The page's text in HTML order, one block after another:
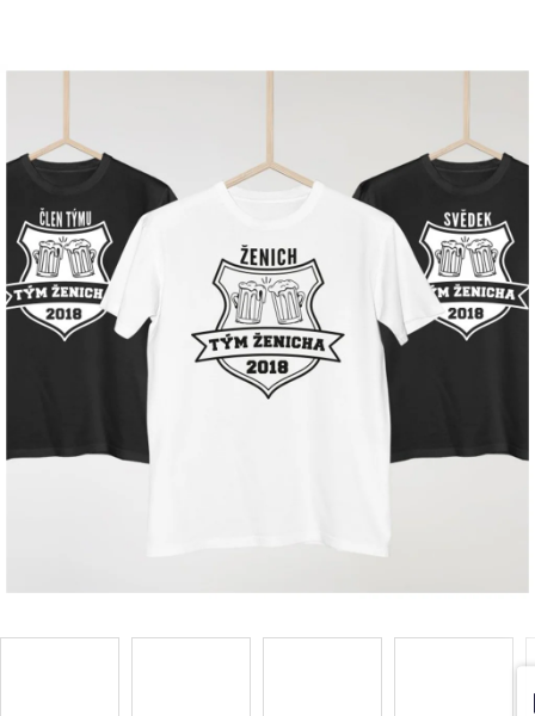
zájmy a
sport
Příležitosti
Domácnost
Oblečení